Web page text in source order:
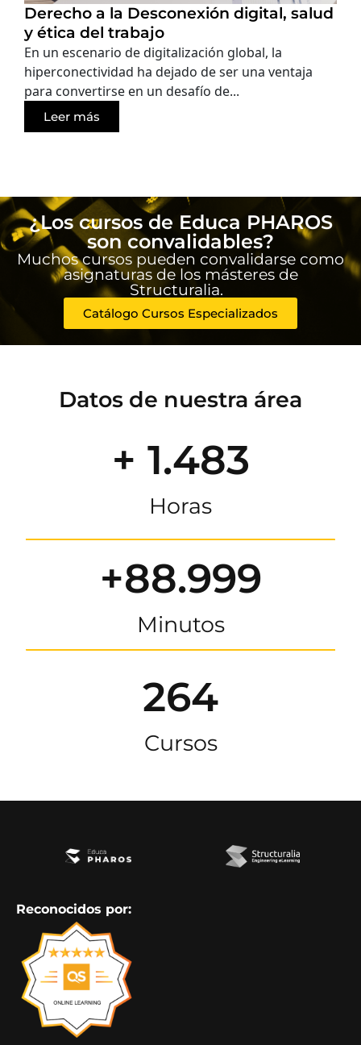
Derecho a la Desconexión digital, salud
y ética del trabajo
En un escenario de digitalización global, la
hiperconectividad ha dejado de ser una ventaja
para convertirse en un desafío de...
Leer más
¿Los cursos de Educa PHAROS
son convalidables?
Muchos cursos pueden convalidarse como
asignaturas de los másteres de
Structuralia.
Catálogo Cursos Especializados
Datos de nuestra área
+ 1.483
Horas
+88.999
Minutos
264
Cursos
Reconocidos por: